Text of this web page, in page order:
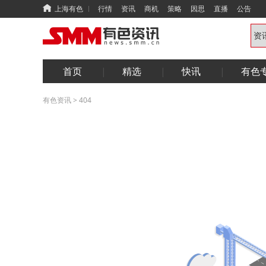
上海有色 行情 资讯 商机 策略 因思 直播 公告
首页 精选 快讯 有色
有色资讯> 404